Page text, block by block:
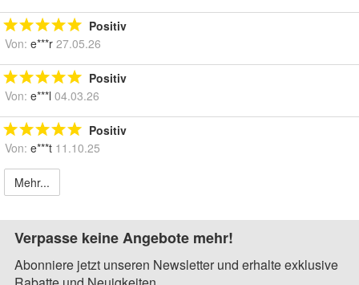
Positiv
Von: e***r 27.05.26
Positiv
Von: e***l 04.03.26
Positiv
Von: e***t 11.10.25
Mehr...
Verpasse keine Angebote mehr!
Abonniere jetzt unseren Newsletter und erhalte exklusive